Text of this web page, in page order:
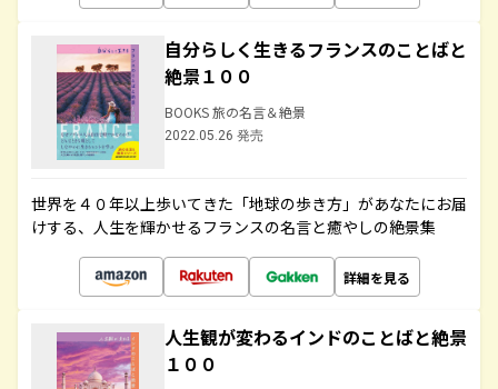
自分らしく生きるフランスのことばと
絶景１００
BOOKS 旅の名言＆絶景
2022.05.26 発売
世界を４０年以上歩いてきた「地球の歩き方」があなたにお届
けする、人生を輝かせるフランスの名言と癒やしの絶景集
詳細を見る
人生観が変わるインドのことばと絶景
１００